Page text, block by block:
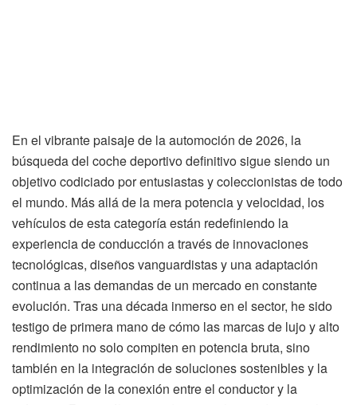
En el vibrante paisaje de la automoción de 2026, la
búsqueda del coche deportivo definitivo sigue siendo un
objetivo codiciado por entusiastas y coleccionistas de todo
el mundo. Más allá de la mera potencia y velocidad, los
vehículos de esta categoría están redefiniendo la
experiencia de conducción a través de innovaciones
tecnológicas, diseños vanguardistas y una adaptación
continua a las demandas de un mercado en constante
evolución. Tras una década inmerso en el sector, he sido
testigo de primera mano de cómo las marcas de lujo y alto
rendimiento no solo compiten en potencia bruta, sino
también en la integración de soluciones sostenibles y la
optimización de la conexión entre el conductor y la